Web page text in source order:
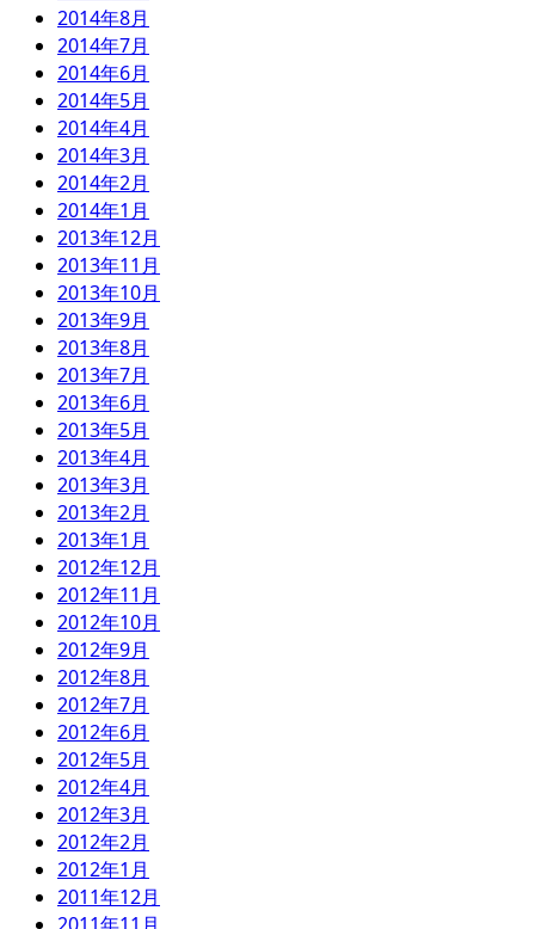
2014年8月
2014年7月
2014年6月
2014年5月
2014年4月
2014年3月
2014年2月
2014年1月
2013年12月
2013年11月
2013年10月
2013年9月
2013年8月
2013年7月
2013年6月
2013年5月
2013年4月
2013年3月
2013年2月
2013年1月
2012年12月
2012年11月
2012年10月
2012年9月
2012年8月
2012年7月
2012年6月
2012年5月
2012年4月
2012年3月
2012年2月
2012年1月
2011年12月